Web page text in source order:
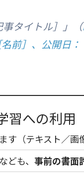
タイトル］」（
］、公開日：
習への利用
す（テキスト／画
も、 事前の書面